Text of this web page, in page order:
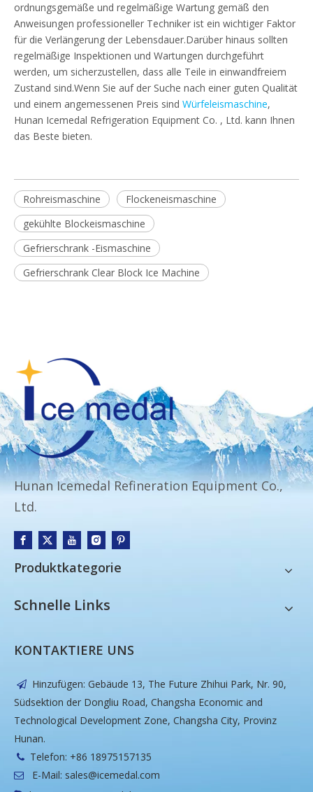
ordnungsgemäße und regelmäßige Wartung gemäß den
Anweisungen professioneller Techniker ist ein wichtiger Faktor
für die Verlängerung der Lebensdauer.Darüber hinaus sollten
regelmäßige Inspektionen und Wartungen durchgeführt
werden, um sicherzustellen, dass alle Teile in einwandfreiem
Zustand sind.Wenn Sie auf der Suche nach einer guten Qualität
und einem angemessenen Preis sind Würfeleismaschine,
Hunan Icemedal Refrigeration Equipment Co. , Ltd. kann Ihnen
das Beste bieten.
Rohreismaschine
Flockeneismaschine
gekühlte Blockeismaschine
Gefrierschrank -Eismaschine
Gefrierschrank Clear Block Ice Machine
Hunan Icemedal Refineration Equipment Co.,
Ltd.
Produktkategorie
Schnelle Links
KONTAKTIERE UNS

Hinzufügen: Gebäude 13, The Future Zhihui Park, Nr. 90,
Südsektion der Dongliu Road, Changsha Economic and
Technological Development Zone, Changsha City, Provinz
Hunan.
 Telefon: +86 18975157135
 E-Mail: sales@icemedal.com